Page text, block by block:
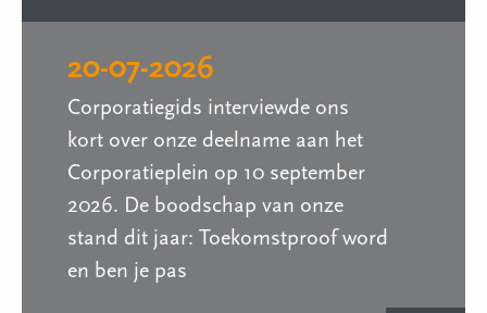
20-07-2026
Corporatiegids interviewde ons
kort over onze deelname aan het
Corporatieplein op 10 september
2026. De boodschap van onze
stand dit jaar: Toekomstproof word
en ben je pas